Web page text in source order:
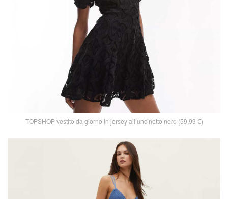
TOPSHOP vestito da giorno in jersey all’uncinetto nero (59,99 €)